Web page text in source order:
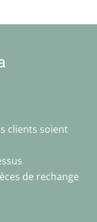
clients soient
de rechange